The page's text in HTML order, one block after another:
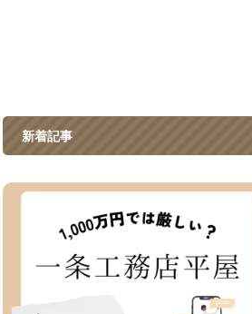
新着記事